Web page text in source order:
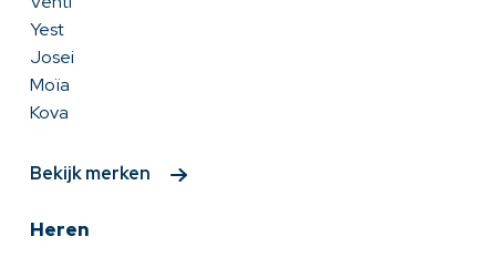
Yest
Josei
Moïa
Kova
Bekijk merken
Heren